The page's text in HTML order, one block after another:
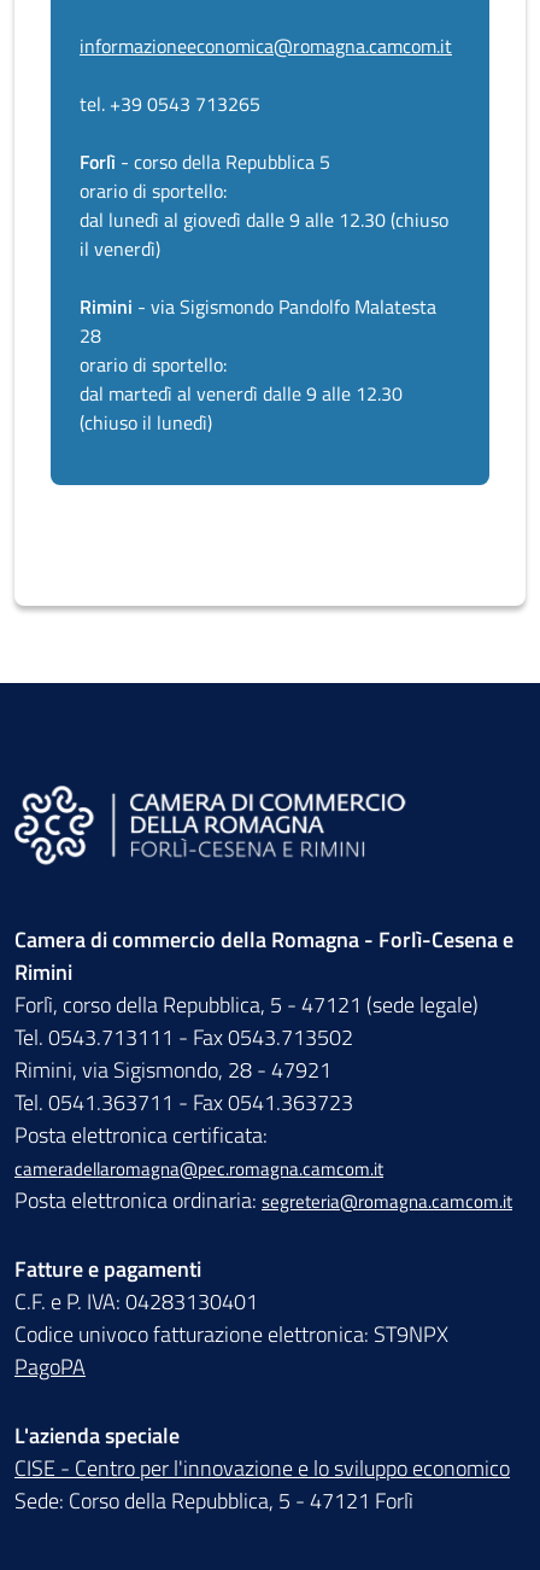
informazioneeconomica@romagna.camcom.it
tel. +39 0543 713265
Forlì - corso della Repubblica 5
orario di sportello:
dal lunedì al giovedì dalle 9 alle 12.30 (chiuso
il venerdì)
Rimini - via Sigismondo Pandolfo Malatesta
28
orario di sportello:
dal martedì al venerdì dalle 9 alle 12.30
(chiuso il lunedì)
Camera di commercio della Romagna - Forlì-Cesena e
Rimini
Forlì, corso della Repubblica, 5 - 47121 (sede legale)
Tel. 0543.713111 - Fax 0543.713502
Rimini, via Sigismondo, 28 - 47921
Tel. 0541.363711 - Fax 0541.363723
Posta elettronica certificata:
cameradellaromagna@pec.romagna.camcom.it
Posta elettronica ordinaria: segreteria@romagna.camcom.it
Fatture e pagamenti
C.F. e P. IVA: 04283130401
Codice univoco fatturazione elettronica: ST9NPX
PagoPA
L'azienda speciale
CISE - Centro per l'innovazione e lo sviluppo economico
Sede: Corso della Repubblica, 5 - 47121 Forlì